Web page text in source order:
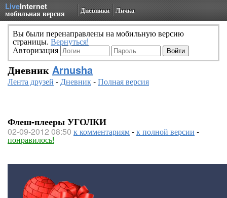
LiveInternet
мобильная версия Дневники Личка
Вы были перенаправлены на мобильную версию
страницы. Вернуться!
Авторизация
Дневник Arnusha
Лента друзей -Дневник-Полная версия
Флеш-плееры УГОЛКИ
02-09-2012 08:50 к комментариям-к полной версии -
понравилось!